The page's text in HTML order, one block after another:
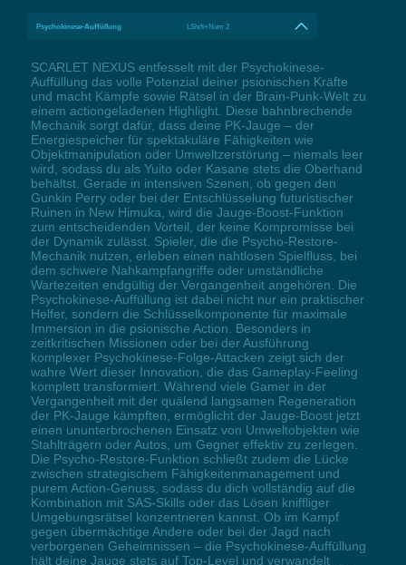
Psychokinese-Auffüllung LShift+Num 2
SCARLET NEXUS entfesselt mit der Psychokinese-
Auffüllung das volle Potenzial deiner psionischen Kräfte
und macht Kämpfe sowie Rätsel in der Brain-Punk-Welt zu
einem actiongeladenen Highlight. Diese bahnbrechende
Mechanik sorgt dafür, dass deine PK-Jauge – der
Energiespeicher für spektakuläre Fähigkeiten wie
Objektmanipulation oder Umweltzerstörung – niemals leer
wird, sodass du als Yuito oder Kasane stets die Oberhand
behältst. Gerade in intensiven Szenen, ob gegen den
Gunkin Perry oder bei der Entschlüsselung futuristischer
Ruinen in New Himuka, wird die Jauge-Boost-Funktion
zum entscheidenden Vorteil, der keine Kompromisse bei
der Dynamik zulässt. Spieler, die die Psycho-Restore-
Mechanik nutzen, erleben einen nahtlosen Spielfluss, bei
dem schwere Nahkampfangriffe oder umständliche
Wartezeiten endgültig der Vergangenheit angehören. Die
Psychokinese-Auffüllung ist dabei nicht nur ein praktischer
Helfer, sondern die Schlüsselkomponente für maximale
Immersion in die psionische Action. Besonders in
zeitkritischen Missionen oder bei der Ausführung
komplexer Psychokinese-Folge-Attacken zeigt sich der
wahre Wert dieser Innovation, die das Gameplay-Feeling
komplett transformiert. Während viele Gamer in der
Vergangenheit mit der quälend langsamen Regeneration
der PK-Jauge kämpften, ermöglicht der Jauge-Boost jetzt
einen ununterbrochenen Einsatz von Umweltobjekten wie
Stahlträgern oder Autos, um Gegner effektiv zu zerlegen.
Die Psycho-Restore-Funktion schließt zudem die Lücke
zwischen strategischem Fähigkeitenmanagement und
purem Action-Genuss, sodass du dich vollständig auf die
Kombination mit SAS-Skills oder das Lösen kniffliger
Umgebungsrätsel konzentrieren kannst. Ob im Kampf
gegen übermächtige Andere oder bei der Jagd nach
verborgenen Geheimnissen – die Psychokinese-Auffüllung
hält deine Jauge stets auf Top-Level und verwandelt